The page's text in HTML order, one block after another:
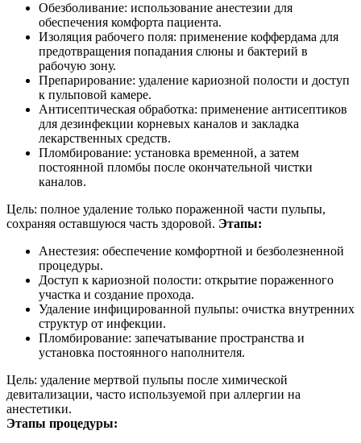
Обезболивание: использование анестезии для
обеспечения комфорта пациента.
Изоляция рабочего поля: применение коффердама для
предотвращения попадания слюны и бактерий в
рабочую зону.
Препарирование: удаление кариозной полости и доступ
к пульповой камере.
Антисептическая обработка: применение антисептиков
для дезинфекции корневых каналов и закладка
лекарственных средств.
Пломбирование: установка временной, а затем
постоянной пломбы после окончательной чистки
каналов.
Цель: полное удаление только пораженной части пульпы,
сохраняя оставшуюся часть здоровой. Этапы:
Анестезия: обеспечение комфортной и безболезненной
процедуры.
Доступ к кариозной полости: открытие пораженного
участка и создание прохода.
Удаление инфицированной пульпы: очистка внутренних
структур от инфекции.
Пломбирование: запечатывание пространства и
установка постоянного наполнителя.
Цель: удаление мертвой пульпы после химической
девитализации, часто используемой при аллергии на
анестетики.
Этапы процедуры: